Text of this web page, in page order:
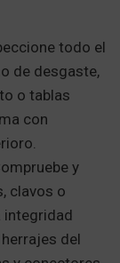
todo el
de desgaste,
o tablas
con
y
clavos o
integridad
del